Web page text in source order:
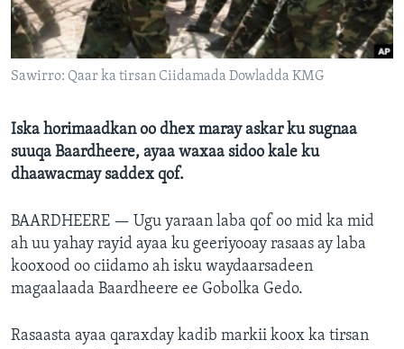
FAAQIDAADDA TODDOBAADKA
DHEXTAALKA TODDOBAADKA
Sawirro: Qaar ka tirsan Ciidamada Dowladda KMG
Iska horimaadkan oo dhex maray askar ku sugnaa
suuqa Baardheere, ayaa waxaa sidoo kale ku
dhaawacmay saddex qof.
BAARDHEERE — Ugu yaraan laba qof oo mid ka mid
ah uu yahay rayid ayaa ku geeriyooay rasaas ay laba
kooxood oo ciidamo ah isku waydaarsadeen
magaalaada Baardheere ee Gobolka Gedo.
Rasaasta ayaa qaraxday kadib markii koox ka tirsan